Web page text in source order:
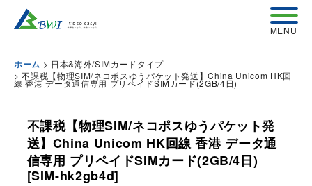
ホーム > 日本&海外/SIMカードタイプ
> 不課税【物理SIM/ネコポスゆうパケット発送】China Unicom HK回
線 香港 データ通信専用 プリペイドSIMカード(2GB/4日)
不課税【物理SIM/ネコポスゆうパケット発
送】China Unicom HK回線 香港 データ通
信専用 プリペイドSIMカード(2GB/4日)
[SIM-hk2gb4d]